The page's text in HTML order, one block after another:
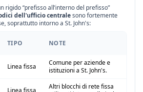
rigido “prefisso all’interno del prefisso”
dell'ufficio centralesono fortemente
soprattutto intorno a St. John's:
TIPO NOTE
Linea fissa
Comune per aziende e
istituzioni a St. John's.
Linea fissa
Altri blocchi di rete fissa